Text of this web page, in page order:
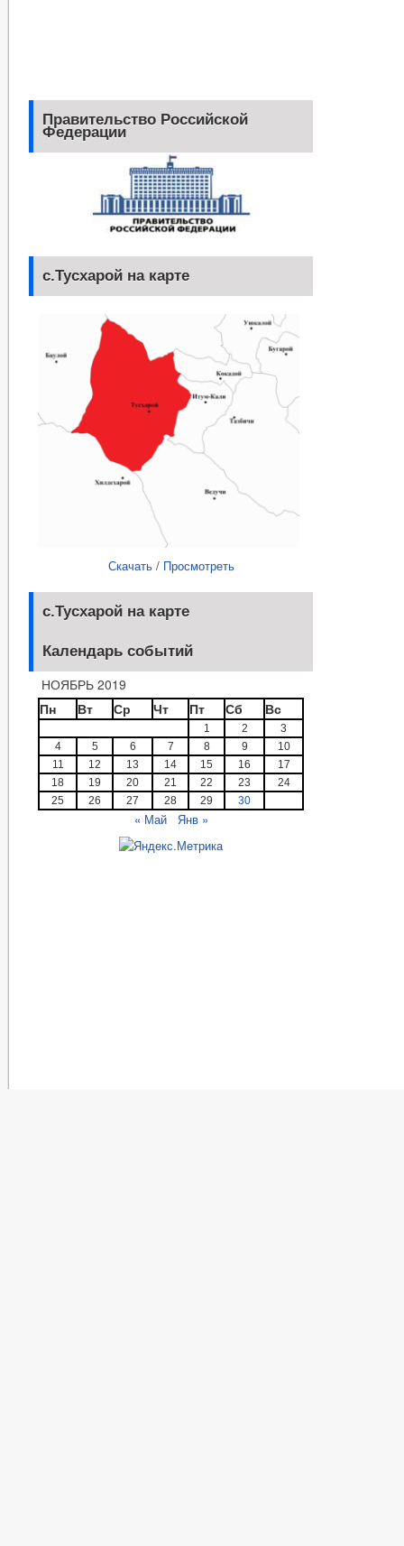
Правительство Российской
Федерации
с.Тусхарой на карте
Скачать/ Просмотреть
с.Тусхарой на карте
Календарь событий
НОЯБРЬ 2019
Пн
Вт Ср Чт Пт Сб Вс
1 2
3
4
5 6 7 8 9
10
11
12 13 14 15 16
17
18
19 20 21 22 23
24
25
26 27 28 29 30
« Май Янв »